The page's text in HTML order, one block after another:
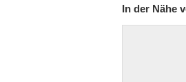
In der Nähe